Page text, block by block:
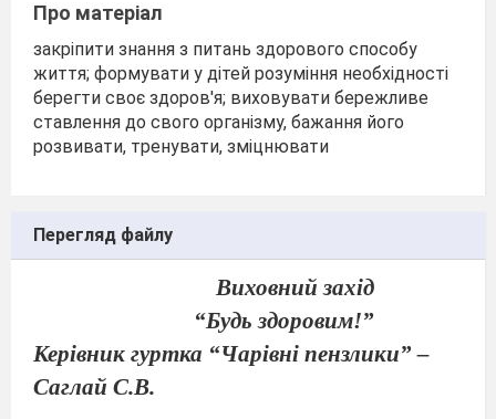
Про матеріал
закріпити знання з питань здорового способу
життя; формувати у дітей розуміння необхідності
берегти своє здоров'я; виховувати бережливе
ставлення до свого організму, бажання його
розвивати, тренувати, зміцнювати
Перегляд файлу
Виховний захід
“Будь здоровим!”
Керівник гуртка “Чарівні пензлики” –
Саглай С.В.